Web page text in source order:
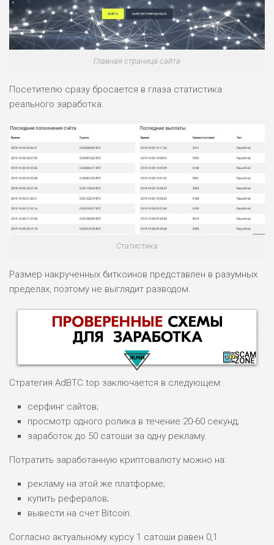
Главная страница сайта
Посетителю сразу бросается в глаза статистика
реального заработка.
Статистика
Размер накрученных биткоинов представлен в разумных
пределах, поэтому не выглядит разводом.
НАЗВАНИЕ
ВСЕМ
РИСКИ: НИЗКИЕ
ДОХОД: ВЫСОКИЙ
Стратегия AdBTC.top заключается в следующем:
серфинг сайтов;
просмотр одного ролика в течение 20-60 секунд;
заработок до 50 сатоши за одну рекламу.
Потратить заработанную криптовалюту можно на:
рекламу на этой же платформе;
купить рефералов;
вывести на счет Bitcoin.
Согласно актуальному курсу 1 сатоши равен 0,1